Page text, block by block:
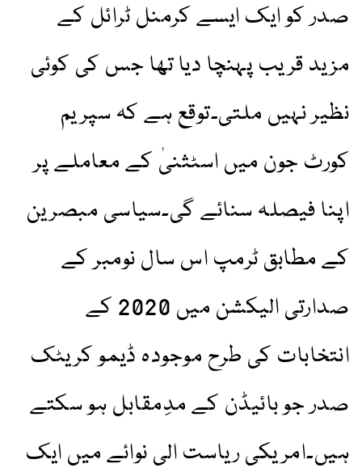
صدر کو ایک ایسے کرمنل ٹرائل کے
مزید قریب پہنچا دیا تھا جس کی کوئی
نظیر نہیں ملتی۔توقع ہے کہ سپریم
کورٹ جون میں اسٹثنیٰ کے معاملے پر
اپنا فیصلہ سنائے گی۔سیاسی مبصرین
کے مطابق ٹرمپ اس سال نومبر کے
صدارتی الیکشن میں 2020 کے
انتخابات کی طرح موجودہ ڈیمو کریٹک
صدر جو بائیڈن کے مدِمقابل ہو سکتے
ہیں۔امریکی ریاست الی نوائے میں ایک